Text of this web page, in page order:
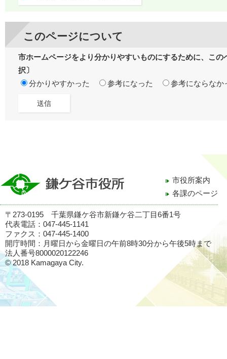
このページについて
市ホームページをより分かりやすいものにするために、こ
択〕
分かりやすかった
参考になった 参考にならなか
市役所案内
各課のページ
〒273-0195 千葉県鎌ケ谷市新鎌ケ谷二丁目6番1号
代表電話：047-445-1141
ファクス：047-445-1400
開庁時間：月曜日から金曜日の午前8時30分から午後5時まで
法人番号8000020122246
© 2018 Kamagaya City.